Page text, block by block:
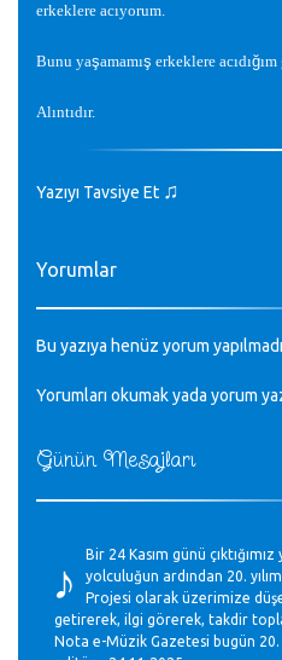
Günün Mesajları
♪
Bir 24 Kasım günü
yolculuğun ardından 20.
Projesi olarak üzerimize
getirerek, ilgi görerek, takdir
Nota e-Müzik Gazetesi bugün 20.
erkeklere acıyorum.
Bunu yaşamamış erkeklere acıdığ
Alıntıdır.
Yazıyı Tavsiye Et ♫
Yorumlar
Bu yazıya henüz yorum
Yorumları okumak yada yorum